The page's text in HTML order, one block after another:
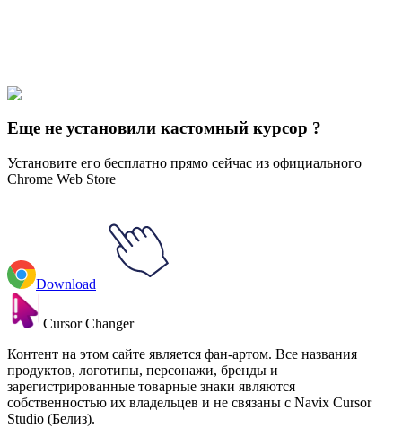
Аватар
Еще не установили кастомный курсор ?
Установите его бесплатно прямо сейчас из официального
Chrome Web Store
Download
Cursor Changer
Контент на этом сайте является фан-артом. Все названия
продуктов, логотипы, персонажи, бренды и
зарегистрированные товарные знаки являются
собственностью их владельцев и не связаны с Navix Cursor
Studio (Белиз).